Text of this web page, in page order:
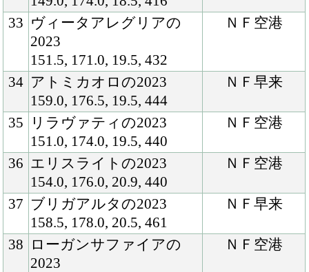
クロウエアの2023
153.0, 175.5, 19.0, 405
ＮＦ早来
ベルクワイアの2023
153.0, 175.5, 20.1, 427
アップライトスピンの
2023
151.0, 168.5, 20.3, 423
追分Ｆリリー
バレー
外)オリエンタルステップ
の2023
159.0, 180.0, 21.9, 482
ＮＦ空港
51 外)トゥープレシャスの
2023
156.0, 174.0, 19.0, 410
ＮＦ早来
52 フィルムフェストの2023
155.5, 170.0, 20.4, 438
ＮＦ早来
ムーンティアーズの2023
153.5, 175.0, 20.2, 419
ＮＦ早来
54 レッチェバロックの2023
154.0, 174.0, 19.8, 446
ＮＦ早来